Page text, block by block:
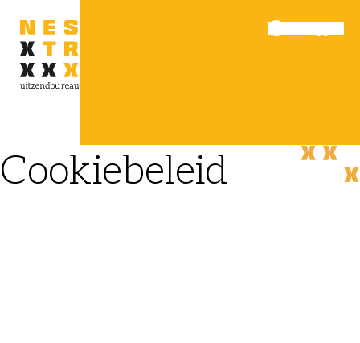
Cookiebeleid